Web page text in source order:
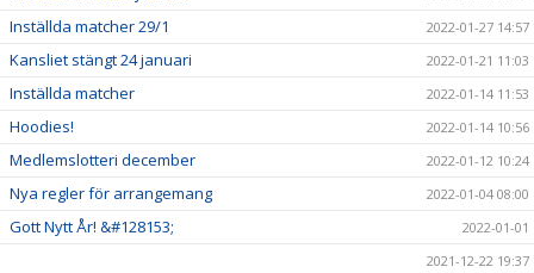
Inställda matcher 29/1 2022-01-27 14:57
Kansliet stängt 24 januari 2022-01-21 11:03
Inställda matcher 2022-01-14 11:53
Hoodies! 2022-01-14 10:56
Medlemslotteri december 2022-01-12 10:24
Nya regler för arrangemang 2022-01-04 08:00
Gott Nytt År! &#128153;
2022-01-01
2021-12-22 19:37